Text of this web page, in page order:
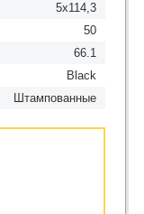
5x114,3
50
66.1
Black
Штампованные